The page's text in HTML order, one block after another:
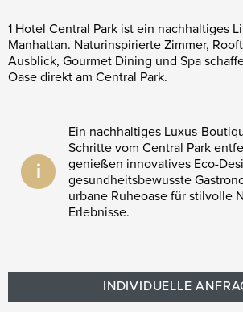
1 Hotel Central Park ist ein nachhaltiges
Manhattan. Naturinspirierte Zimmer,
Ausblick, Gourmet Dining und Spa
Oase direkt am Central Park.
i
Ein nachhaltiges Luxus-
Schritte vom Central Park
genießen innovatives Eco-
gesundheitsbewusste
urbane Ruheoase für stilvolle
Erlebnisse.
INDIVIDUELLE